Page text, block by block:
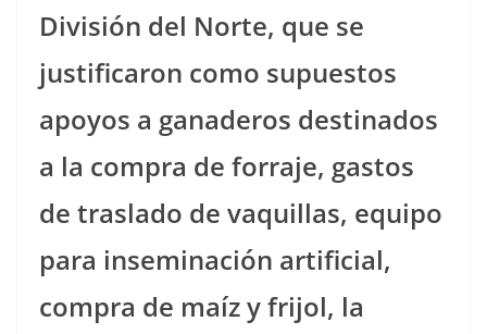
División del Norte, que se
justificaron como supuestos
apoyos a ganaderos destinados
a la compra de forraje, gastos
de traslado de vaquillas, equipo
para inseminación artificial,
compra de maíz y frijol, la